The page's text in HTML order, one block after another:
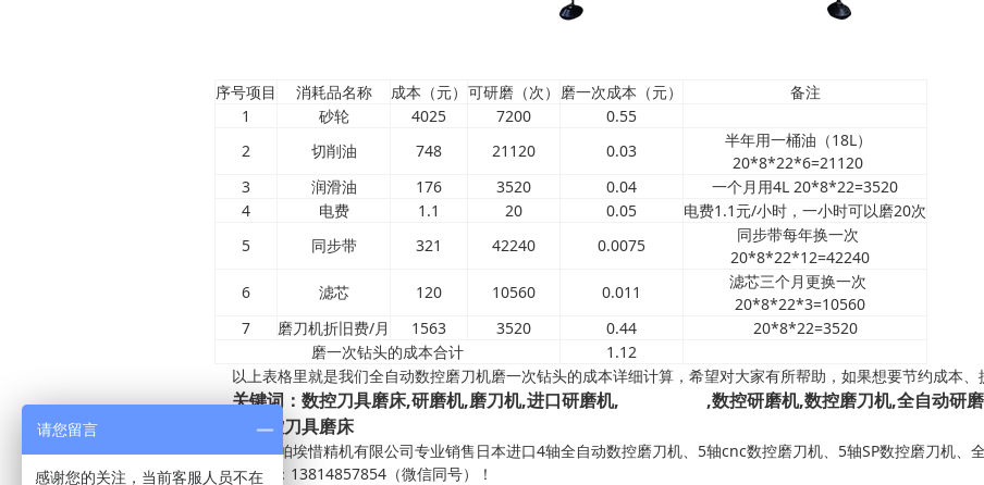
序号项目 消耗品名称 成本（元） 可研磨（次） 磨一次成本（元）
备注
1
砂轮 4025 7200
0.55
2
切削油 748 21120 0.03
半年用一桶油（18L）
20*8*22*6=21120
3
润滑油 176 3520 0.04
一个月用4L 20*8*22=3520
4
电费 1.1 20 0.05
电费1.1元/小时，一小时可以磨20次
5
同步带 321 42240 0.0075
同步带每年换一次
20*8*22*12=42240
6
滤芯 120 10560 0.011
滤芯三个月更换一次
20*8*22*3=10560
7
磨刀机折旧费/月 1563 3520 0.44
20*8*22=3520
磨一次钻头的成本合计
1.12
以上表格里就是我们全自动数控磨刀机磨一次钻头的成本详细计算，希望对大家有所帮助，如果想要节约成本、
关键词：数控刀具磨床,研磨机,磨刀机,进口研磨机,
,数控研磨机,数控磨刀机,全自动研
自动数控刀具磨床
苏州赛帕埃惜精机有限公司专业销售日本进口4轴全自动数控磨刀机、5轴cnc数控磨刀机、5轴SP数控磨刀机、
咨询热线：13814857854（微信同号）！
请您留言
感谢您的关注，当前客服人员不在